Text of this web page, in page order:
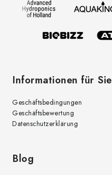
Informationen für Sie
Geschäftsbedingungen
Geschäftsbewertung
Datenschutzerklärung
Blog